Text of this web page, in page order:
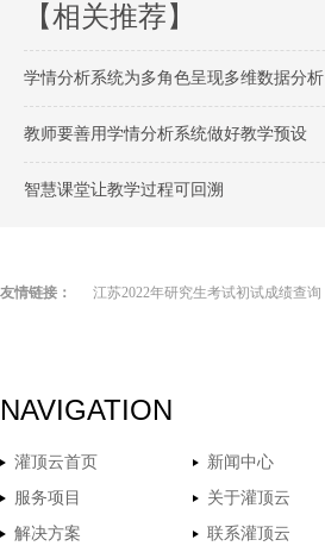
【相关推荐】
学情分析系统为多角色呈现多维数据分析
教师要善用学情分析系统做好教学预设
智慧课堂让教学过程可回溯
友情链接： 江苏2022年研究生考试初试成绩查询
NAVIGATION
灌顶云首页
新闻中心
服务项目
关于灌顶云
解决方案
联系灌顶云